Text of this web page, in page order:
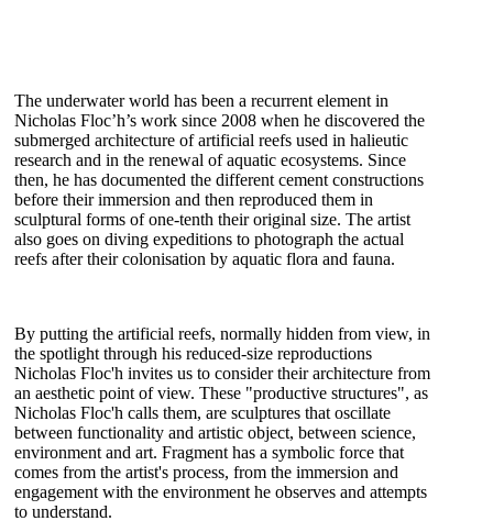
The underwater world has been a recurrent element in
Nicholas Floc’h’s work since 2008 when he discovered the
submerged architecture of artificial reefs used in halieutic
research and in the renewal of aquatic ecosystems. Since
then, he has documented the different cement constructions
before their immersion and then reproduced them in
sculptural forms of one-tenth their original size. The artist
also goes on diving expeditions to photograph the actual
reefs after their colonisation by aquatic flora and fauna.
By putting the artificial reefs, normally hidden from view, in
the spotlight through his reduced-size reproductions
Nicholas Floc'h invites us to consider their architecture from
an aesthetic point of view. These "productive structures", as
Nicholas Floc'h calls them, are sculptures that oscillate
between functionality and artistic object, between science,
environment and art. Fragment has a symbolic force that
comes from the artist's process, from the immersion and
engagement with the environment he observes and attempts
to understand.